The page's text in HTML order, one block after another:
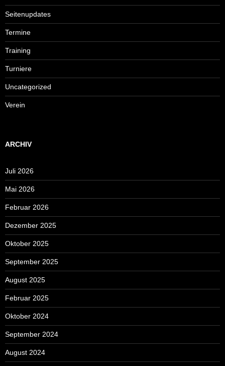
Seitenupdates
Termine
Training
Turniere
Uncategorized
Verein
ARCHIV
Juli 2026
Mai 2026
Februar 2026
Dezember 2025
Oktober 2025
September 2025
August 2025
Februar 2025
Oktober 2024
September 2024
August 2024